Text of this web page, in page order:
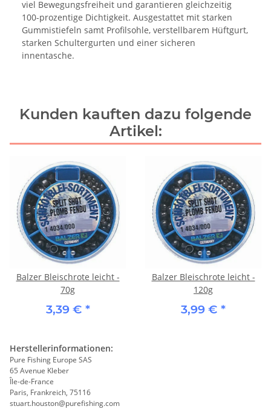
viel Bewegungsfreiheit und garantieren gleichzeitig
100-prozentige Dichtigkeit. Ausgestattet mit starken
Gummistiefeln samt Profilsohle, verstellbarem Hüftgurt,
starken Schultergurten und einer sicheren
innentasche.
Kunden kauften dazu folgende
Artikel:
Balzer Bleischrote leicht -
70g
3,39 € *
Balzer Bleischrote leicht -
120g
3,99 € *
Herstellerinformationen:
Pure Fishing Europe SAS
65 Avenue Kleber
Île-de-France
Paris, Frankreich, 75116
stuart.houston@purefishing.com